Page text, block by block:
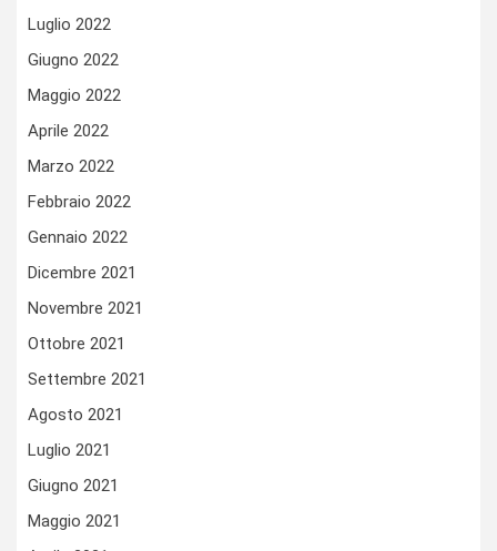
Luglio 2022
Giugno 2022
Maggio 2022
Aprile 2022
Marzo 2022
Febbraio 2022
Gennaio 2022
Dicembre 2021
Novembre 2021
Ottobre 2021
Settembre 2021
Agosto 2021
Luglio 2021
Giugno 2021
Maggio 2021